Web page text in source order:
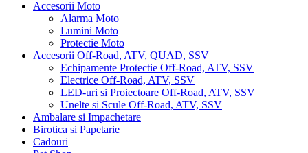
Accesorii Moto
Alarma Moto
Lumini Moto
Protectie Moto
Accesorii Off-Road, ATV, QUAD, SSV
Echipamente Protectie Off-Road, ATV, SSV
Electrice Off-Road, ATV, SSV
LED-uri si Proiectoare Off-Road, ATV, SSV
Unelte si Scule Off-Road, ATV, SSV
Ambalare si Impachetare
Birotica si Papetarie
Cadouri